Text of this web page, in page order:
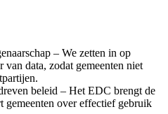
– We zetten in op
van data, zodat gemeenten niet
beleid – Het EDC brengt de
gemeenten over effectief gebruik